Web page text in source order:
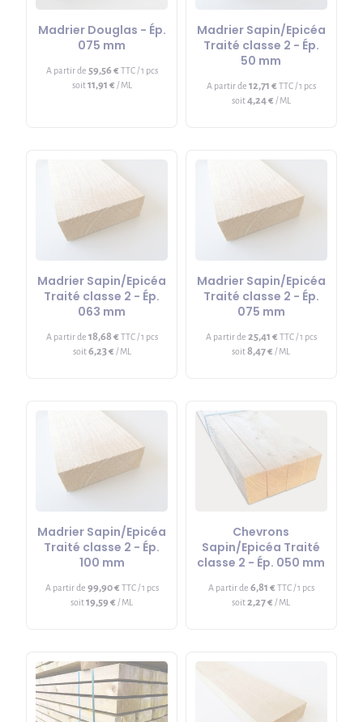
Madrier Douglas - Ép.
075 mm
A partir de 59,56 € TTC / 1 pcs
soit11,91 € / ML
Madrier Sapin/Epicéa
Traité classe 2 - Ép.
50 mm
A partir de 12,71 € TTC / 1 pcs
soit4,24 € / ML
Madrier Sapin/Epicéa
Traité classe 2 - Ép.
063 mm
A partir de 18,68 € TTC / 1 pcs
soit6,23 € / ML
Madrier Sapin/Epicéa
Traité classe 2 - Ép.
075 mm
A partir de 25,41 € TTC / 1 pcs
soit8,47 € / ML
Madrier Sapin/Epicéa
Traité classe 2 - Ép.
100 mm
A partir de 99,90 € TTC / 1 pcs
soit19,59 € / ML
Chevrons
Sapin/Epicéa Traité
classe 2 - Ép. 050 mm
A partir de 6,81 € TTC / 1 pcs
soit2,27 € / ML